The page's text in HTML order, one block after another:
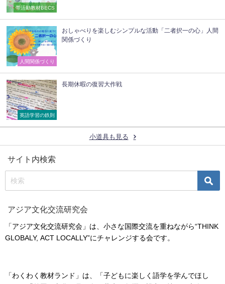
帯活動教材BECS
人間関係づくり
おしゃべりを楽しむシンプルな活動「二者択一の心」人間
関係づくり
英語学習の鉄則
長期休暇の復習大作戦
小道具も見る
サイト内検索
アジア文化交流研究会
「アジア文化交流研究会」は、小さな国際交流を重ねながら“THINK
GLOBALY, ACT LOCALLY”にチャレンジする会です。
「わくわく教材ランド」は、「子どもに楽しく語学を学んでほし